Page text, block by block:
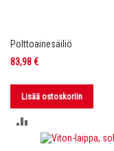
Polttoainesäiliö
83,98 €
Lisää ostoskoriin
VERTAILUUN